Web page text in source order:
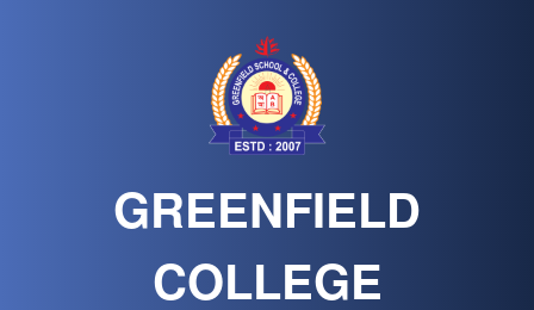
GREENFIELD
COLLEGE